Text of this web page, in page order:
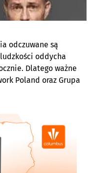
odczuwane są
oddycha
Dlatego ważne
Poland oraz Grupa